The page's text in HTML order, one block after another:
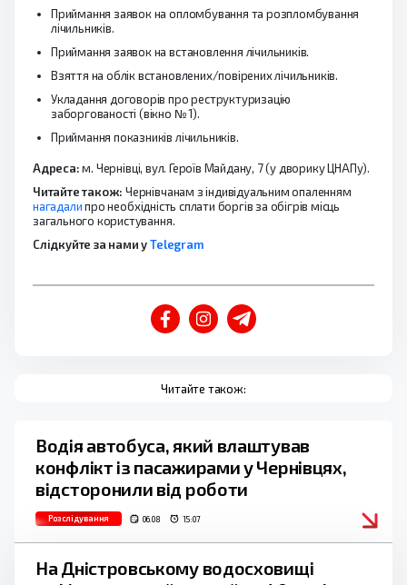
Приймання заявок на опломбування та розпломбування
лічильників.
Приймання заявок на встановлення лічильників.
Взяття на облік встановлених/повірених лічильників.
Укладання договорів про реструктуризацію
заборгованості (вікно № 1).
Приймання показників лічильників.
Адреса:м. Чернівці, вул. Героїв Майдану, 7 (у дворику ЦНАПу).
Читайте також:Чернівчанам з індивідуальним опаленням
нагадалипро необхідність сплати боргів за обігрів місць
загального користування.
Слідкуйте за нами уTelegram
Читайте також:
Водія автобуса, який влаштував
конфлікт із пасажирами у Чернівцях,
відсторонили від роботи
Розслідування 06.08 15:07
На Дністровському водосховищі